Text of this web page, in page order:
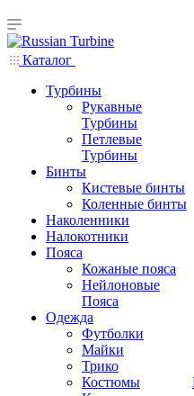
Каталог
Турбины
Рукавные
Турбины
Петлевые
Турбины
Бинты
Кистевые бинты
Коленные бинты
Наколенники
Налокотники
Пояса
Кожаные пояса
Нейлоновые
Пояса
Одежда
Футболки
Майки
Трико
Костюмы